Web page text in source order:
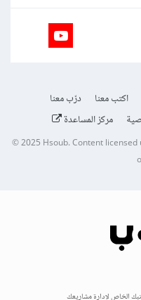
اكتب معنا
درّب معنا
مركز المساعدة
© 2025Hsoub.Content